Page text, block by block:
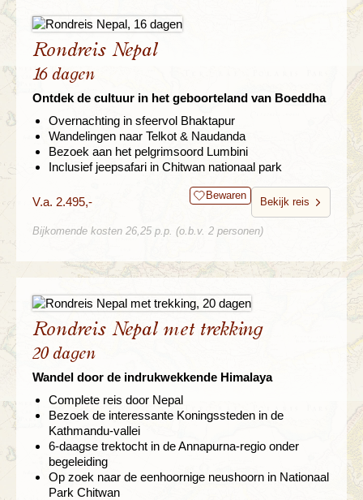
Rondreis Nepal
16 dagen
Ontdek de cultuur in het geboorteland van Boeddha
Overnachting in sfeervol Bhaktapur
Wandelingen naar Telkot & Naudanda
Bezoek aan het pelgrimsoord Lumbini
Inclusief jeepsafari in Chitwan nationaal park
V.a. 2.495,- Bewaren
Bekijk reis
Bijkomende kosten 26,25 p.p. (o.b.v. 2 personen)
Rondreis Nepal met trekking
20 dagen
Wandel door de indrukwekkende Himalaya
Complete reis door Nepal
Bezoek de interessante Koningssteden in de
Kathmandu-vallei
6-daagse trektocht in de Annapurna-regio onder
begeleiding
Op zoek naar de eenhoornige neushoorn in Nationaal
Park Chitwan